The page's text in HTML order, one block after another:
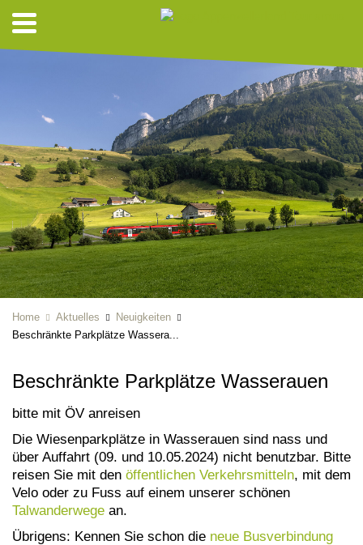
Home Aktuelles
Neuigkeiten
Beschränkte Parkplätze Wassera...
Beschränkte Parkplätze Wasserauen
bitte mit ÖV anreisen
Die Wiesenparkplätze in Wasserauen sind nass und
über Auffahrt (09. und 10.05.2024) nicht benutzbar. Bitte
reisen Sie mit den öffentlichen Verkehrsmitteln, mit dem
Velo oder zu Fuss auf einem unserer schönen
Talwanderwege an.
Übrigens: Kennen Sie schon die neue Busverbindung